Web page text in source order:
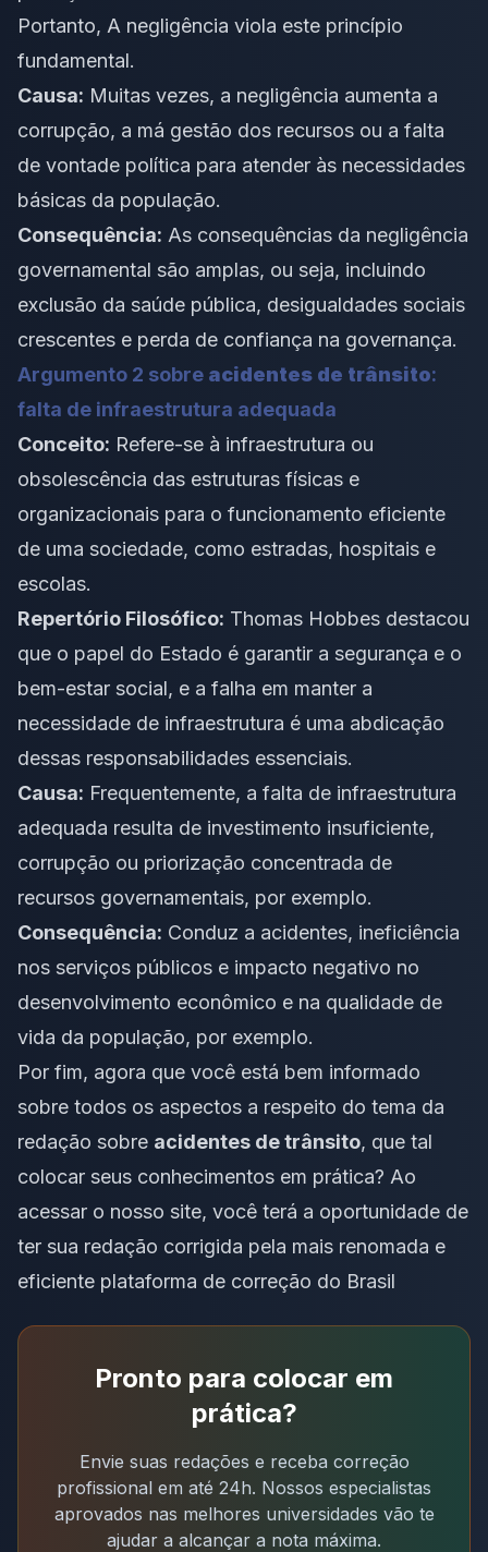
Portanto, A negligência viola este princípio
fundamental.
Causa: Muitas vezes, a negligência aumenta a
corrupção, a má gestão dos recursos ou a falta
de vontade política para atender às necessidades
básicas da população.
Consequência: As consequências da negligência
governamental são amplas, ou seja, incluindo
exclusão da saúde pública, desigualdades sociais
crescentes e perda de confiança na governança.
Argumento 2 sobre acidentes de trânsito:
falta de infraestrutura adequada
Conceito: Refere-se à infraestrutura ou
obsolescência das estruturas físicas e
organizacionais para o funcionamento eficiente
de uma sociedade, como estradas, hospitais e
escolas.
Repertório Filosófico: Thomas Hobbes destacou
que o papel do Estado é garantir a segurança e o
bem-estar social, e a falha em manter a
necessidade de infraestrutura é uma abdicação
dessas responsabilidades essenciais.
Causa: Frequentemente, a falta de infraestrutura
adequada resulta de investimento insuficiente,
corrupção ou priorização concentrada de
recursos governamentais, por exemplo.
Consequência: Conduz a acidentes, ineficiência
nos serviços públicos e impacto negativo no
desenvolvimento econômico e na qualidade de
vida da população, por exemplo.
Por fim, agora que você está bem informado
sobre todos os aspectos a respeito do tema da
redação sobre acidentes de trânsito, que tal
colocar seus conhecimentos em prática? Ao
acessar o nosso site, você terá a oportunidade de
ter sua redação corrigida pela mais renomada e
eficiente plataforma de correção do Brasil
Pronto para colocar em
prática?
Envie suas redações e receba correção
profissional em até 24h. Nossos especialistas
aprovados nas melhores universidades vão te
ajudar a alcançar a nota máxima.